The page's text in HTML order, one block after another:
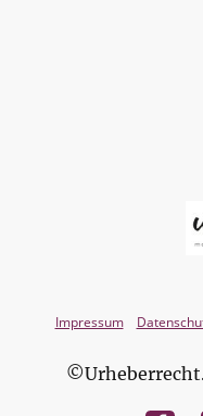
Impressum